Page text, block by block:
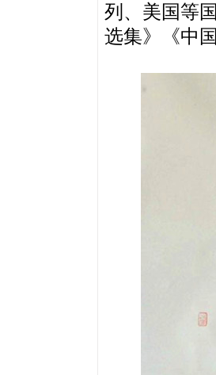
列、美国等
选集》《中